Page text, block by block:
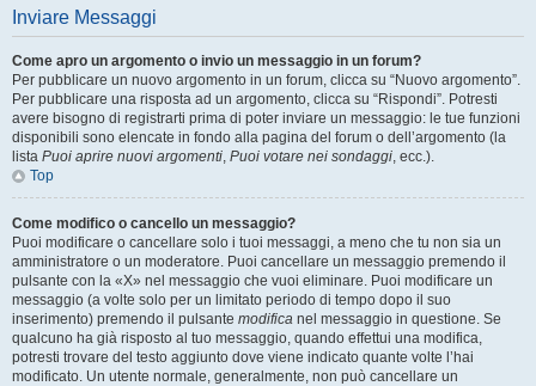
Inviare Messaggi
Come apro un argomento o invio un messaggio in un forum?
Per pubblicare un nuovo argomento in un forum, clicca su “Nuovo argomento”.
Per pubblicare una risposta ad un argomento, clicca su “Rispondi”. Potresti
avere bisogno di registrarti prima di poter inviare un messaggio: le tue funzioni
disponibili sono elencate in fondo alla pagina del forum o dell’argomento (la
lista Puoi aprire nuovi argomenti, Puoi votare nei sondaggi, ecc.).
Top
Come modifico o cancello un messaggio?
Puoi modificare o cancellare solo i tuoi messaggi, a meno che tu non sia un
amministratore o un moderatore. Puoi cancellare un messaggio premendo il
pulsante con la «X» nel messaggio che vuoi eliminare. Puoi modificare un
messaggio (a volte solo per un limitato periodo di tempo dopo il suo
inserimento) premendo il pulsante modifica nel messaggio in questione. Se
qualcuno ha già risposto al tuo messaggio, quando effettui una modifica,
potresti trovare del testo aggiunto dove viene indicato quante volte l’hai
modificato. Un utente normale, generalmente, non può cancellare un